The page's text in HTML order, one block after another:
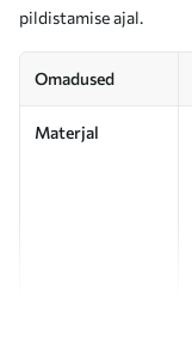
pildistamise ajal.
Omadused
Materjal